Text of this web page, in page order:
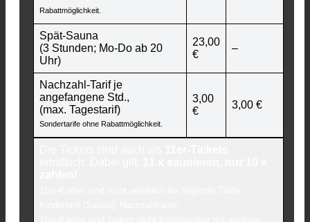
Rabattmöglichkeit.
Spät-Sauna
(3 Stunden; Mo-Do ab 20
Uhr)
23,00
€
–
Nachzahl-Tarif je
angefangene Std.,
(max. Tagestarif)
Sondertarife ohne Rabattmöglichkeit.
3,00
€
3,00 €